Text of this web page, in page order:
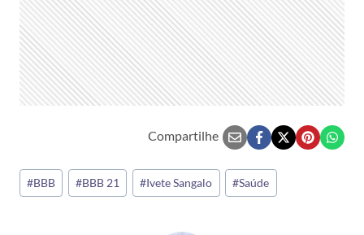
Compartilhe
Tags
do
#BBB #BBB 21 #Ivete Sangalo #Saúde